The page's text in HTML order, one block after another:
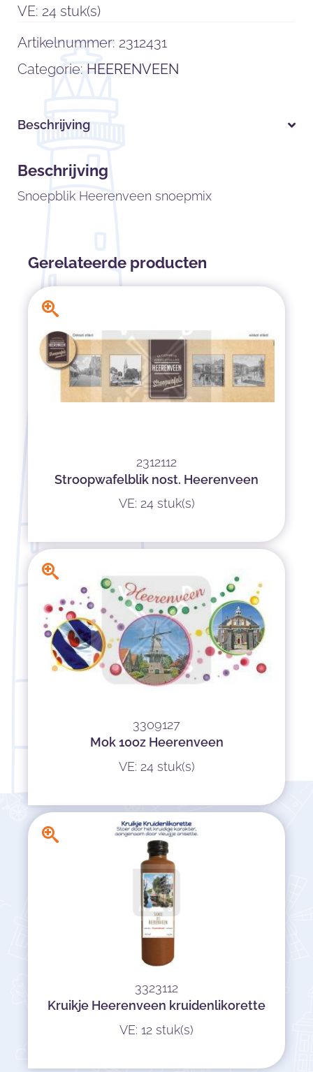
VE: 24 stuk(s)
Artikelnummer: 2312431
Categorie: HEERENVEEN
Beschrijving
Beschrijving
Snoepblik Heerenveen snoepmix
Gerelateerde producten
2312112
Stroopwafelblik nost. Heerenveen
VE: 24 stuk(s)
3309127
Mok 10oz Heerenveen
VE: 24 stuk(s)
3323112
Kruikje Heerenveen kruidenlikorette
VE: 12 stuk(s)